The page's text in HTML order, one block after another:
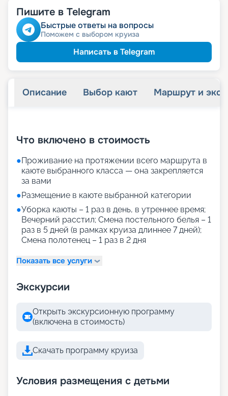
Скидка
пенсионерам
Скидка сотрудникам силовых
Скидкаветеранам
Скидка многодетнымсемьям
Пишите в Telegram
Быстрые ответы на вопросы
Поможем с выбором круиза
Написать в Telegram
Описание Выбор кают Маршрут и
Что включено в стоимость
●Проживание на протяжении всего маршрута в
каюте выбранного класса — она закрепляется
за вами
●Размещение в каюте выбранной категории
●Уборка каюты – 1 раз в день, в утреннее время;
Вечерний расстил; Смена постельного белья – 1
раз в 5 дней (в рамках круиза длиннее 7 дней);
Смена полотенец – 1 раз в 2 дня
Показать все услуги
Экскурсии
Открыть экскурсионную программу
(включена в стоимость)
Скачать программу круиза
Условия размещения с детьми